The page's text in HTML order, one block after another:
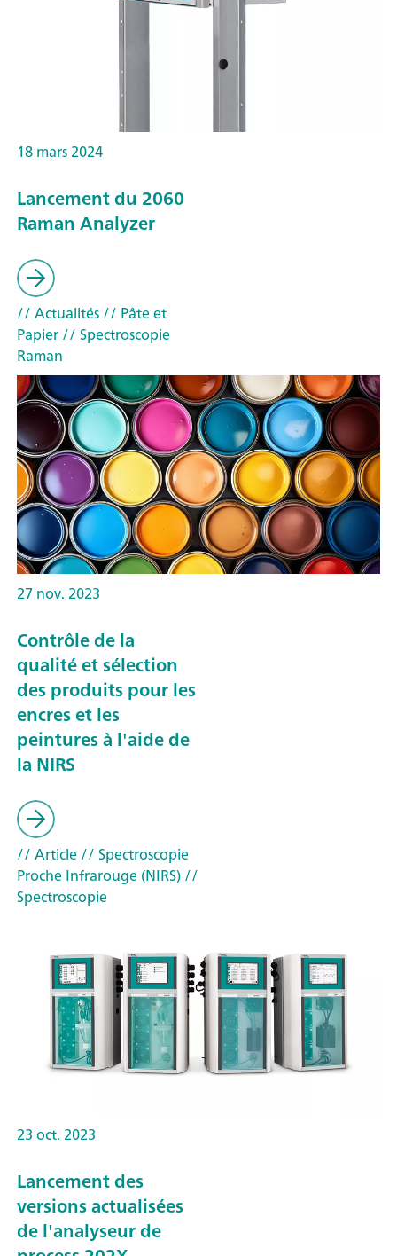
18 mars 2024
Lancement du 2060
Raman Analyzer
// Actualités// Pâte et
Papier// Spectroscopie
Raman
27 nov. 2023
Contrôle de la
qualité et sélection
des produits pour les
encres et les
peintures à l'aide de
la NIRS
// Article// Spectroscopie
Proche Infrarouge (NIRS)//
Spectroscopie
23 oct. 2023
Lancement des
versions actualisées
de l'analyseur de